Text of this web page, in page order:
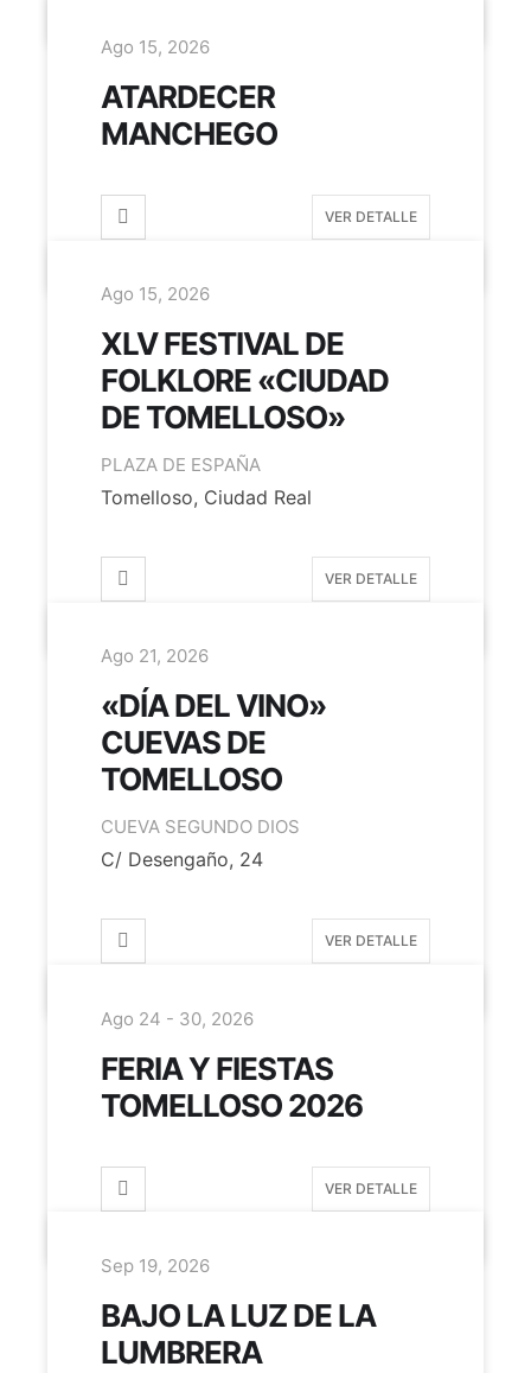
Ago 15, 2026
ATARDECER
MANCHEGO
VER DETALLE
Ago 15, 2026
XLV FESTIVAL DE
FOLKLORE «CIUDAD
DE TOMELLOSO»
PLAZA DE ESPAÑA
Tomelloso, Ciudad Real
VER DETALLE
Ago 21, 2026
«DÍA DEL VINO»
CUEVAS DE
TOMELLOSO
CUEVA SEGUNDO DIOS
C/ Desengaño, 24
VER DETALLE
Ago 24 - 30, 2026
FERIA Y FIESTAS
TOMELLOSO 2026
VER DETALLE
Sep 19, 2026
BAJO LA LUZ DE LA
LUMBRERA